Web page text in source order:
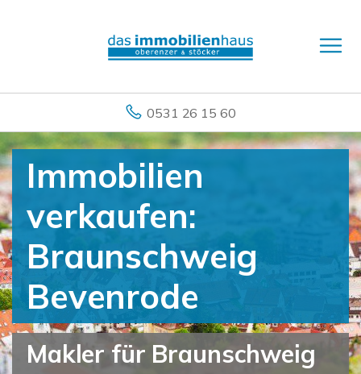
0531 26 15 60
Immobilien
verkaufen:
Braunschweig
Bevenrode
Makler für Braunschweig